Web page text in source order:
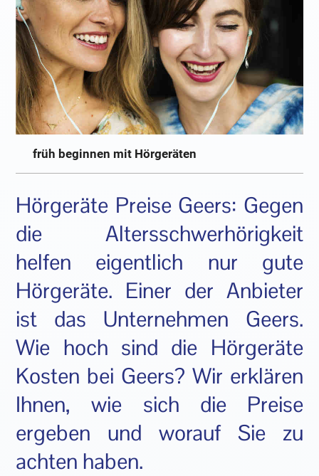
früh beginnen mit Hörgeräten
Hörgeräte Preise Geers: Gegen
die Altersschwerhörigkeit
helfen eigentlich nur gute
Hörgeräte. Einer der Anbieter
ist das Unternehmen Geers.
Wie hoch sind die Hörgeräte
Kosten bei Geers? Wir erklären
Ihnen, wie sich die Preise
ergeben und worauf Sie zu
achten haben.